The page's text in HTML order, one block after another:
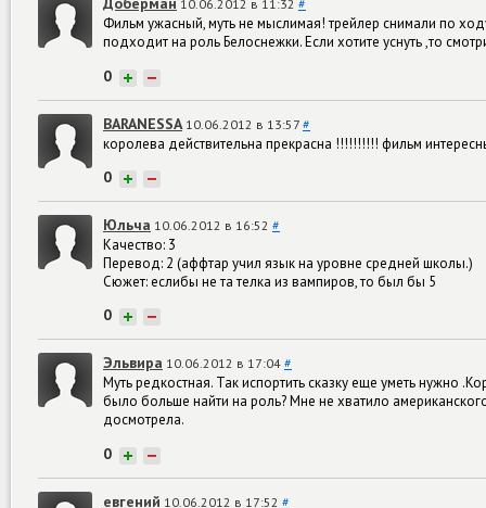
10.06.2012 в 11:32 #
Фильм ужасный, муть не мыслимая! трейлер снимали по
подходит на роль Белоснежки. Если хотите уснуть ,то
0 + −
BARANESSA 10.06.2012 в 13:57 #
королева действительна прекрасна !!!!!!!!!! фильм
0 + −
Юльча 10.06.2012 в 16:52 #
Качество: 3
Перевод: 2 (аффтар учил язык на уровне средней школы.)
Сюжет: еслибы не та телка из вампиров, то был бы 5
0 + −
Эльвира 10.06.2012 в 17:04 #
Муть редкостная. Так испортить сказку еще уметь нужно
было больше найти на роль? Мне не хватило
досмотрела.
0 + −
евгений 10.06.2012 в 17:52 #